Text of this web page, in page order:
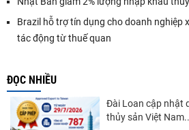
Brazil hỗ trợ tín dụng cho doanh nghiệp
tác động từ thuế quan
ĐỌC NHIỀU
Đài Loan cập nhật
thủy sản Việt